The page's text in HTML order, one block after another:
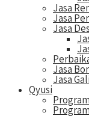
Jasa
Jasa
Jasa
Jasa
Jasa
Qyusi